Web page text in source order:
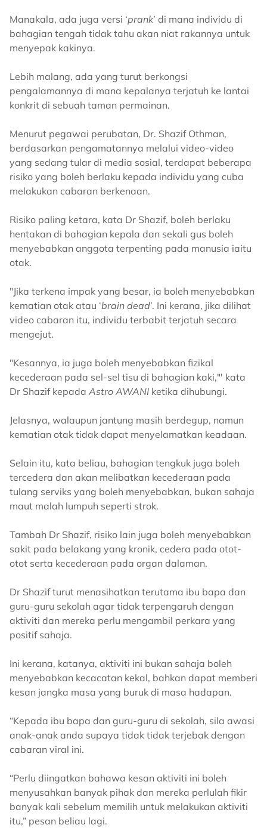
Manakala, ada juga versi ‘prank’ di mana individu di
bahagian tengah tidak tahu akan niat rakannya untuk
menyepak kakinya.
Lebih malang, ada yang turut berkongsi
pengalamannya di mana kepalanya terjatuh ke lantai
konkrit di sebuah taman permainan.
Menurut pegawai perubatan, Dr. Shazif Othman,
berdasarkan pengamatannya melalui video-video
yang sedang tular di media sosial, terdapat beberapa
risiko yang boleh berlaku kepada individu yang cuba
melakukan cabaran berkenaan.
Risiko paling ketara, kata Dr Shazif, boleh berlaku
hentakan di bahagian kepala dan sekali gus boleh
menyebabkan anggota terpenting pada manusia iaitu
otak.
"Jika terkena impak yang besar, ia boleh menyebabkan
kematian otak atau ‘brain dead’. Ini kerana, jika dilihat
video cabaran itu, individu terbabit terjatuh secara
mengejut.
"Kesannya, ia juga boleh menyebabkan fizikal
kecederaan pada sel-sel tisu di bahagian kaki,"' kata
Dr Shazif kepada Astro AWANI ketika dihubungi.
Jelasnya, walaupun jantung masih berdegup, namun
kematian otak tidak dapat menyelamatkan keadaan.
Selain itu, kata beliau, bahagian tengkuk juga boleh
tercedera dan akan melibatkan kecederaan pada
tulang serviks yang boleh menyebabkan, bukan sahaja
maut malah lumpuh seperti strok.
Tambah Dr Shazif, risiko lain juga boleh menyebabkan
sakit pada belakang yang kronik, cedera pada otot-
otot serta kecederaan pada organ dalaman.
Dr Shazif turut menasihatkan terutama ibu bapa dan
guru-guru sekolah agar tidak terpengaruh dengan
aktiviti dan mereka perlu mengambil perkara yang
positif sahaja.
Ini kerana, katanya, aktiviti ini bukan sahaja boleh
menyebabkan kecacatan kekal, bahkan dapat memberi
kesan jangka masa yang buruk di masa hadapan.
“Kepada ibu bapa dan guru-guru di sekolah, sila awasi
anak-anak anda supaya tidak tidak terjebak dengan
cabaran viral ini.
“Perlu diingatkan bahawa kesan aktiviti ini boleh
menyusahkan banyak pihak dan mereka perlulah fikir
banyak kali sebelum memilih untuk melakukan aktiviti
itu,” pesan beliau lagi.